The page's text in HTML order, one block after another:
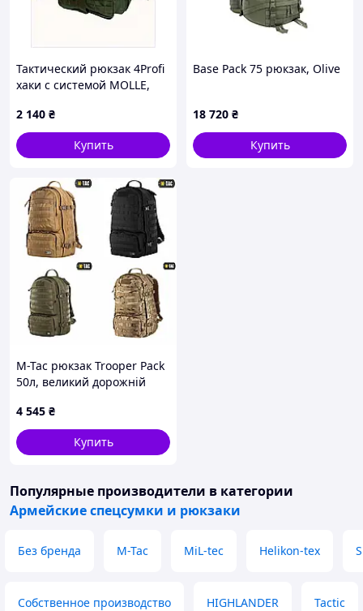
Тактический рюкзак 4Profi
хаки с системой MOLLE,
2 140 ₴
Купить
Base Pack 75 рюкзак, Olive
18 720 ₴
Купить
M-Tac рюкзак Trooper Pack
50л, великий дорожній
4 545 ₴
Купить
Популярные производители в категории
Армейские спецсумки и рюкзаки
Без бренда M-Tac MiL-tec Helikon-tex
Собственное производство HIGHLANDER Tactic